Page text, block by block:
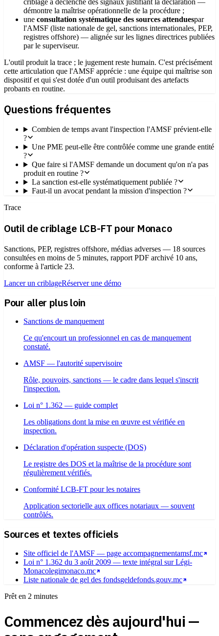
démontre la maîtrise opérationnelle de la procédure ;
une consultation systématique des sources attenduespar
l'AMSF (liste nationale de gel, sanctions internationales, PEP,
registres offshore) — alignée sur les lignes directrices publiées
par le superviseur.
L'outil produit la trace ; le jugement reste humain. C'est précisément
cette articulation que l'AMSF apprécie : une équipe qui maîtrise son
dispositif et qui s'est dotée d'un outil produisant des artefacts
probants en routine.
Questions fréquentes
Combien de temps avant l'inspection l'AMSF prévient-elle
?
Une PME peut-elle être contrôlée comme une grande entité
?
Que faire si l'AMSF demande un document qu'on n'a pas
produit en routine ?
La sanction est-elle systématiquement publiée ?
Faut-il un avocat pendant la mission d'inspection ?
Trace
Outil de criblage LCB-FT pour Monaco
Sanctions, PEP, registres offshore, médias adverses — 18 sources
consultées en moins de 5 minutes, rapport PDF archivé 10 ans,
conforme à l'article 23.
Lancer un criblageRéserver une démo
Pour aller plus loin
Sanctions de manquement
Ce qu'encourt un professionnel en cas de manquement
constaté.
AMSF — l'autorité supervisoire
Rôle, pouvoirs, sanctions — le cadre dans lequel s'inscrit
l'inspection.
Loi n° 1.362 — guide complet
Les obligations dont la mise en œuvre est vérifiée en
inspection.
Déclaration d'opération suspecte (DOS)
Le registre des DOS et la maîtrise de la procédure sont
régulièrement vérifiés.
Conformité LCB-FT pour les notaires
Application sectorielle aux offices notariaux — souvent
contrôlés.
Sources et textes officiels
Site officiel de l'AMSF — page accompagnementamsf.mc
Loi n° 1.362 du 3 août 2009 — texte intégral sur Légi-
Monacolegimonaco.mc
Liste nationale de gel des fondsgeldefonds.gouv.mc
Prêt en 2 minutes
Commencez dès aujourd'hui —